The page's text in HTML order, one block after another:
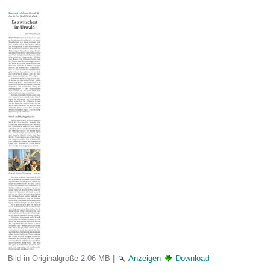
Bild in Originalgröße 2.06 MB | Anzeigen Download